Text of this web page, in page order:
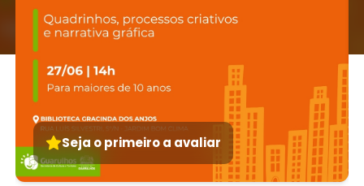
Seja o primeiro a avaliar